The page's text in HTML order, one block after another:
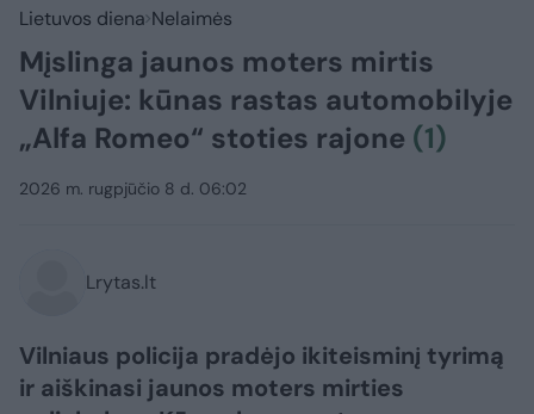
Lietuvos diena Nelaimės
Mįslinga jaunos moters mirtis
Vilniuje: kūnas rastas automobilyje
„Alfa Romeo“ stoties rajone (1)
2026 m. rugpjūčio 8 d. 06:02
Lrytas.lt
Vilniaus policija pradėjo ikiteisminį tyrimą
ir aiškinasi jaunos moters mirties